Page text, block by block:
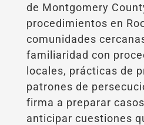
de Montgomery
procedimientos en
comunidades
familiaridad con
locales, prácticas de
patrones de
firma a preparar
anticipar cuestiones